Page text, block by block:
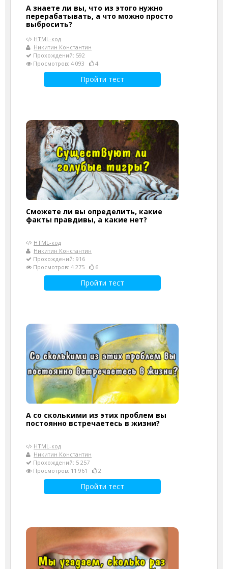
А знаете ли вы, что из этого нужно
перерабатывать, а что можно просто
выбросить?
HTML-код
Никитин Константин
Прохождений: 592
Просмотров: 4 093
4
Пройти тест
Сможете ли вы определить, какие
факты правдивы, а какие нет?
HTML-код
Никитин Константин
Прохождений: 916
Просмотров: 4 275
6
Пройти тест
А со сколькими из этих проблем вы
постоянно встречаетесь в жизни?
HTML-код
Никитин Константин
Прохождений: 5 257
Просмотров: 11 961
2
Пройти тест